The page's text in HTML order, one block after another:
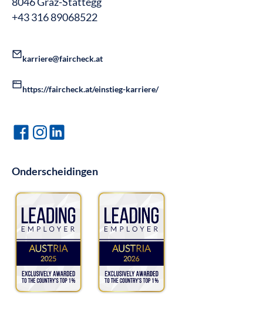
+43 316 89068522
karriere@faircheck.at
https://faircheck.at/einstieg-karriere/
Onderscheidingen